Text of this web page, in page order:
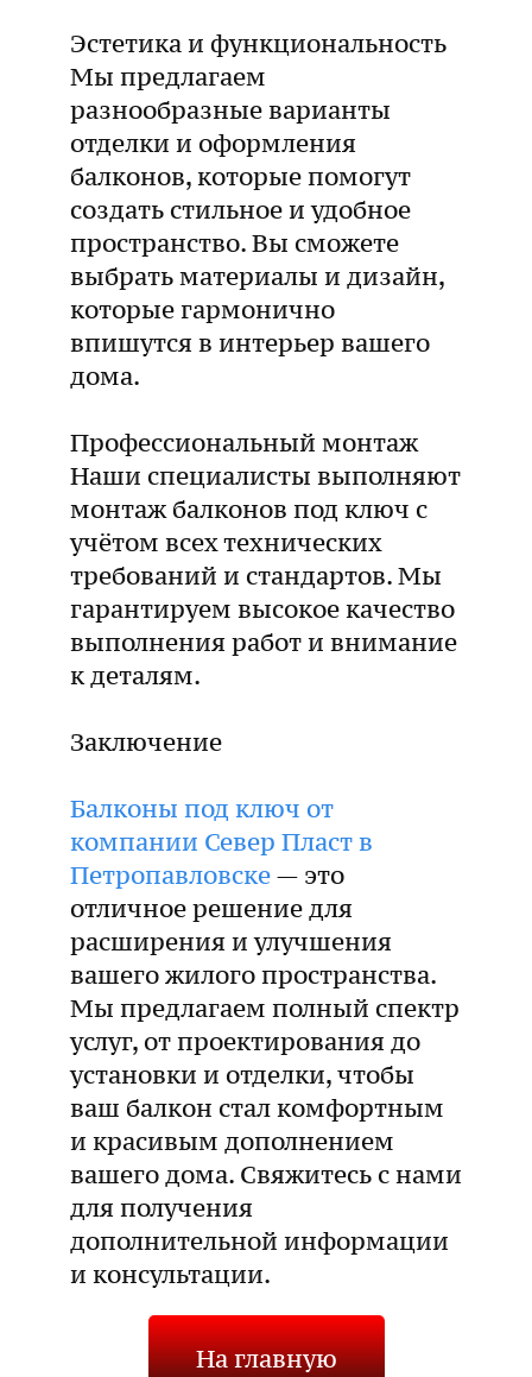
Эстетика и функциональность
Мы предлагаем
разнообразные варианты
отделки и оформления
балконов, которые помогут
создать стильное и удобное
пространство. Вы сможете
выбрать материалы и дизайн,
которые гармонично
впишутся в интерьер вашего
дома.
Профессиональный монтаж
Наши специалисты выполняют
монтаж балконов под ключ с
учётом всех технических
требований и стандартов. Мы
гарантируем высокое качество
выполнения работ и внимание
к деталям.
Заключение
Балконы под ключ от
компании Север Пласт в
Петропавловске— это
отличное решение для
расширения и улучшения
вашего жилого пространства.
Мы предлагаем полный спектр
услуг, от проектирования до
установки и отделки, чтобы
ваш балкон стал комфортным
и красивым дополнением
вашего дома. Свяжитесь с нами
для получения
дополнительной информации
и консультации.
На главную